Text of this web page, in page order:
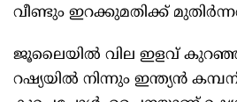
വീണ്ടും ഇറക്കുമതിക്ക്
ജൂലൈയിൽ വില ഇളവ്
റഷ്യയിൽ നിന്നും ഇന്ത്യൻ